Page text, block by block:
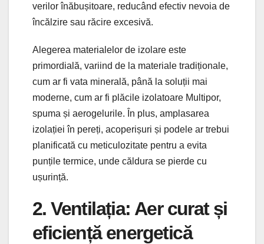
verilor înăbușitoare, reducând efectiv nevoia de
încălzire sau răcire excesivă.
Alegerea materialelor de izolare este
primordială, variind de la materiale tradiționale,
cum ar fi vata minerală, până la soluții mai
moderne, cum ar fi plăcile izolatoare Multipor,
spuma și aerogelurile. În plus, amplasarea
izolației în pereți, acoperișuri și podele ar trebui
planificată cu meticulozitate pentru a evita
punțile termice, unde căldura se pierde cu
ușurință.
2. Ventilația: Aer curat și
eficiență energetică